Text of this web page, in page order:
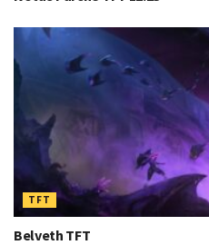
TFT
Belveth TFT